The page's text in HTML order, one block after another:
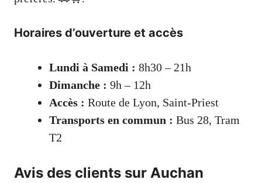
Horaires d’ouverture et accès
Lundi à Samedi : 8h30 – 21h
Dimanche : 9h – 12h
Accès : Route de Lyon, Saint-Priest
Transports en commun : Bus 28, Tram
T2
Avis des clients sur Auchan